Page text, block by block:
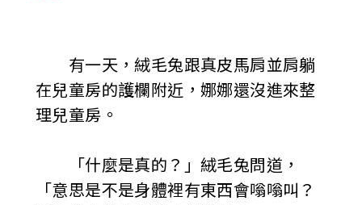
有一天，絨毛兔跟真皮馬肩並肩躺
在兒童房的護欄附近，娜娜還沒進來整
理兒童房。
「什麼是真的？」絨毛兔問道，
「意思是不是身體裡有東西會嗡嗡叫？